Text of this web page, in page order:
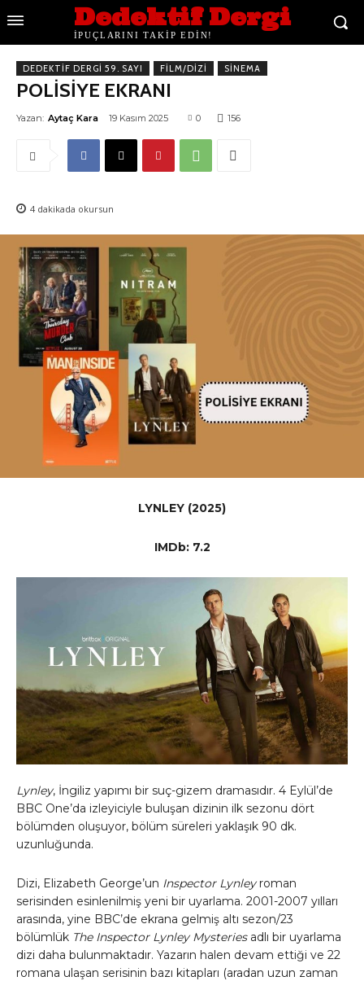
Dedektif Dergi
İPUÇLARINI TAKİP EDİN!
DEDEKTIF DERGI 59. SAYI FILM/DIZI SINEMA
POLİSİYE EKRANI
Yazan: Aytaç Kara 19 Kasım 2025 0 156
4 dakikada okursun
LYNLEY (2025)
IMDb: 7.2
Lynley, İngiliz yapımı bir suç-gizem dramasıdır. 4 Eylül’de
BBC One’da izleyiciyle buluşan dizinin ilk sezonu dört
bölümden oluşuyor, bölüm süreleri yaklaşık 90 dk.
uzunluğunda.
Dizi, Elizabeth George’un Inspector Lynleyroman
serisinden esinlenilmiş yeni bir uyarlama. 2001-2007 yılları
arasında, yine BBC’de ekrana gelmiş altı sezon/23
bölümlük The Inspector Lynley Mysteriesadlı bir uyarlama
dizi daha bulunmaktadır. Yazarın halen devam ettiği ve 22
romana ulaşan serisinin bazı kitapları (aradan uzun zaman